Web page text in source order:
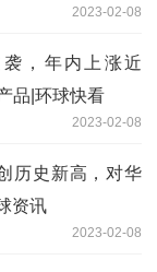
2023-02-08
，年内上涨近
品|环球快看
2023-02-08
历史新高，对华
资讯
2023-02-08